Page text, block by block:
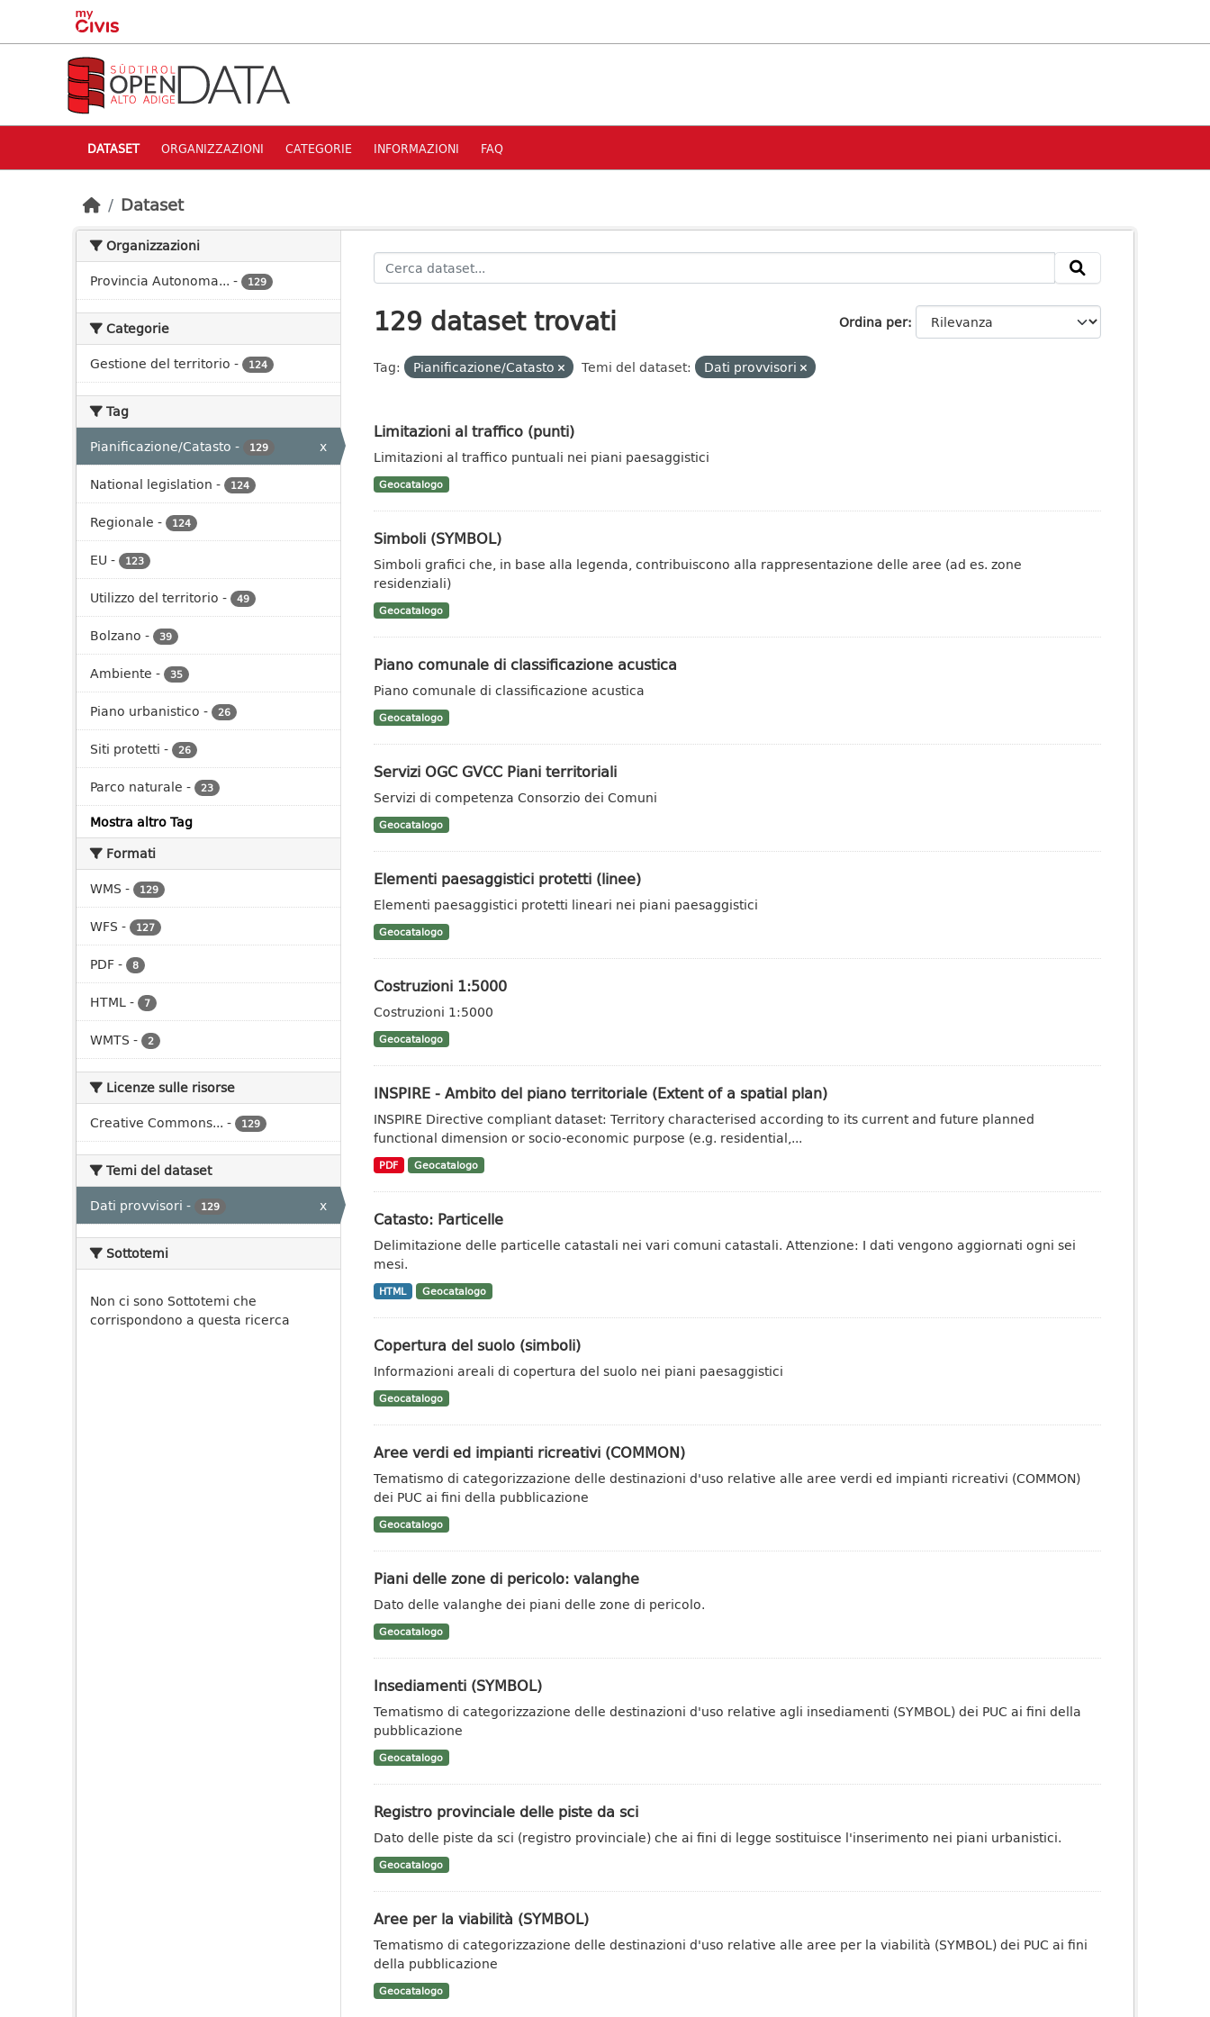
Skip to main content
DATASET ORGANIZZAZIONI CATEGORIE INFORMAZIONI FAQ
Dataset
Organizzazioni
Provincia Autonoma... - 129
Categorie
Gestione del territorio - 124
Tag
Pianificazione/Catasto - 129
x
National legislation - 124
Regionale - 124
EU - 123
Utilizzo del territorio - 49
Bolzano - 39
Ambiente - 35
Piano urbanistico - 26
Siti protetti - 26
Parco naturale - 23
Mostra altro Tag
Formati
WMS - 129
WFS - 127
PDF- 8
HTML- 7
WMTS - 2
Licenze sulle risorse
Creative Commons... - 129
Temi del dataset
Dati provvisori - 129 x
Sottotemi
Non ci sono Sottotemi che
corrispondono a questa ricerca
Ordina per
129 dataset trovati
Tag: Pianificazione/Catasto Temi del dataset: Dati provvisori
Limitazioni al traffico (punti)
Limitazioni al traffico puntuali nei piani paesaggistici
Geocatalogo
Simboli (SYMBOL)
Simboli grafici che, in base alla legenda, contribuiscono alla rappresentazione delle aree (ad es. zone
residenziali)
Geocatalogo
Piano comunale di classificazione acustica
Piano comunale di classificazione acustica
Geocatalogo
Servizi OGC GVCC Piani territoriali
Servizi di competenza Consorzio dei Comuni
Geocatalogo
Elementi paesaggistici protetti (linee)
Elementi paesaggistici protetti lineari nei piani paesaggistici
Geocatalogo
Costruzioni 1:5000
Costruzioni 1:5000
Geocatalogo
INSPIRE - Ambito del piano territoriale (Extent of a spatial plan)
INSPIRE Directive compliant dataset: Territory characterised according to its current and future planned
functional dimension or socio-economic purpose (e.g. residential,...
PDF Geocatalogo
Catasto: Particelle
Delimitazione delle particelle catastali nei vari comuni catastali. Attenzione: I dati vengono aggiornati ogni sei
mesi.
HTML Geocatalogo
Copertura del suolo (simboli)
Informazioni areali di copertura del suolo nei piani paesaggistici
Geocatalogo
Aree verdi ed impianti ricreativi (COMMON)
Tematismo di categorizzazione delle destinazioni d'uso relative alle aree verdi ed impianti ricreativi (COMMON)
dei PUC ai fini della pubblicazione
Geocatalogo
Piani delle zone di pericolo: valanghe
Dato delle valanghe dei piani delle zone di pericolo.
Geocatalogo
Insediamenti (SYMBOL)
Tematismo di categorizzazione delle destinazioni d'uso relative agli insediamenti (SYMBOL) dei PUC ai fini della
pubblicazione
Geocatalogo
Registro provinciale delle piste da sci
Dato delle piste da sci (registro provinciale) che ai fini di legge sostituisce l'inserimento nei piani urbanistici.
Geocatalogo
Aree per la viabilità (SYMBOL)
Tematismo di categorizzazione delle destinazioni d'uso relative alle aree per la viabilità (SYMBOL) dei PUC ai fini
della pubblicazione
Geocatalogo